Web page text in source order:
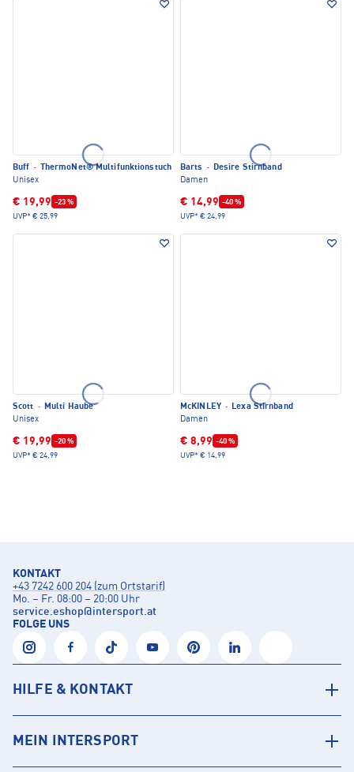
Buff ·
ThermoNet® Multifunktionstuch
Unisex
€ 19,99 -23 %
UVP* € 25,99
Barts · Desire Stirnband
Damen
€ 14,99 -40 %
UVP* € 24,99
Scott · Multi Haube
Unisex
€ 19,99 -20 %
UVP* € 24,99
McKINLEY · Lexa Stirnband
Damen
€ 8,99 -40 %
UVP* € 14,99
KONTAKT
+43 7242 600 204 (zum Ortstarif)
Mo. – Fr. 08:00 – 20:00 Uhr
service.eshop@intersport.at
FOLGE UNS
HILFE & KONTAKT
MEIN INTERSPORT